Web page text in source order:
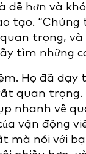
dễ hơn và
tạo. “Chúng
trọng,
tìm những
Họ đã dạy
quan trọng.
nhanh về
vận động
mà nói với